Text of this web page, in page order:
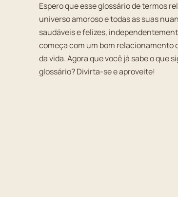
Espero que esse glossário de termos
universo amoroso e todas as suas
saudáveis e felizes,
começa com um bom relacionamento
da vida. Agora que você já sabe o
glossário? Divirta-se e aproveite!